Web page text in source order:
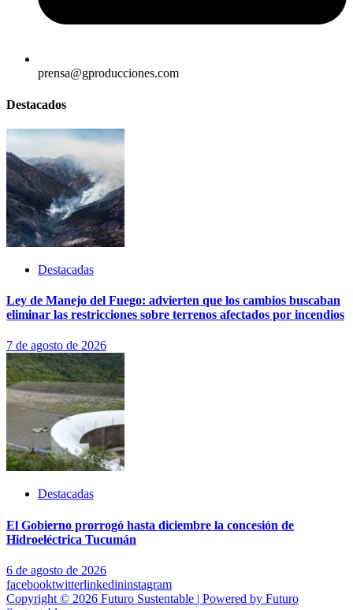
prensa@gproducciones.com
Destacados
Destacadas
Ley de Manejo del Fuego: advierten que los cambios buscaban
eliminar las restricciones sobre terrenos afectados por incendios
7 de agosto de 2026
Destacadas
El Gobierno prorrogó hasta diciembre la concesión de
Hidroeléctrica Tucumán
6 de agosto de 2026
facebooktwitterlinkedininstagram
Copyright © 2026 Futuro Sustentable | Powered by Futuro